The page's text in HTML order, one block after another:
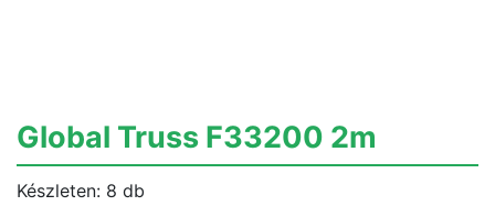
Global Truss F33200 2m
Készleten: 8 db